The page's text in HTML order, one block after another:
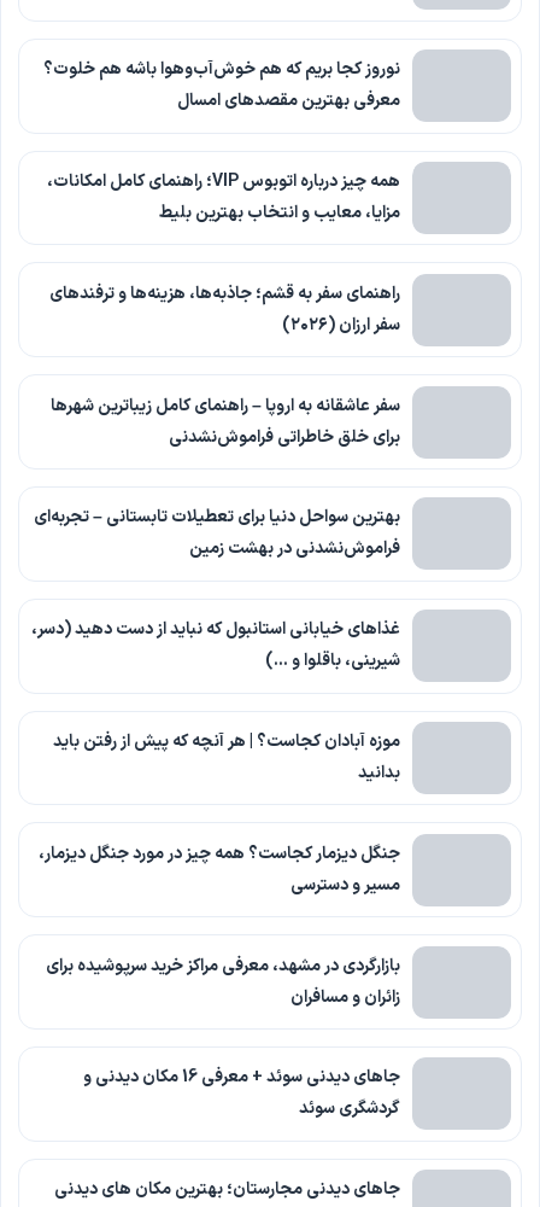
نوروز کجا بریم که هم خوش‌آب‌وهوا باشه هم خلوت؟
معرفی بهترین مقصدهای امسال
همه چیز درباره اتوبوس VIP؛ راهنمای کامل امکانات،
مزایا، معایب و انتخاب بهترین بلیط
راهنمای سفر به قشم؛ جاذبه‌ها، هزینه‌ها و ترفندهای
سفر ارزان (۲۰۲۶)
سفر عاشقانه به اروپا – راهنمای کامل زیباترین شهرها
برای خلق خاطراتی فراموش‌نشدنی
بهترین سواحل دنیا برای تعطیلات تابستانی – تجربه‌ای
فراموش‌نشدنی در بهشت زمین
غذاهای خیابانی استانبول که نباید از دست دهید (دسر،
شیرینی، باقلوا و …)
موزه آبادان کجاست؟ | هر آنچه که پیش از رفتن باید
بدانید
جنگل دیزمار کجاست؟ همه چیز در مورد جنگل دیزمار،
مسیر و دسترسی
بازارگردی در مشهد، معرفی مراکز خرید سرپوشیده برای
زائران و مسافران
جاهای دیدنی سوئد + معرفی 16 مکان دیدنی و
گردشگری سوئد
جاهای دیدنی مجارستان؛ بهترین مکان های دیدنی